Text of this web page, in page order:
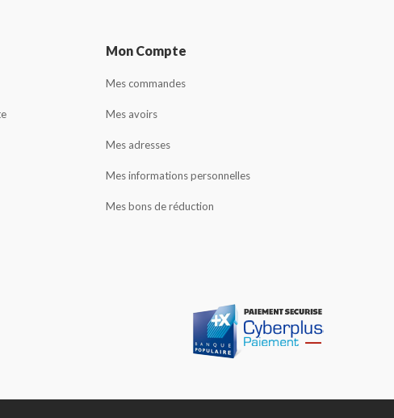
Mon Compte
Mes commandes
Mes avoirs
Mes adresses
Mes informations personnelles
Mes bons de réduction